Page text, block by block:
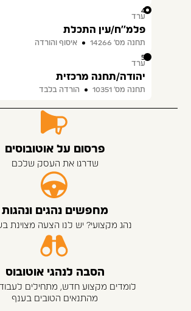
49
ערד
פלמ''ח/עין התכלת
תחנה מס׳ 14266 איסוף והורדה
50
ערד
יהודה/תחנה מרכזית
תחנה מס׳ 10351 הורדה בלבד
פרסום על אוטובוסים
שדרגו את העסק שלכם
מחפשים נהגים ונהגות
נהג מקצועי? יש לנו הצעה מצוינת
הסבה לנהגי אוטובוס
לומדים מקצוע חדש, מתחילים לעבוד
מהתנאים הטובים בענף